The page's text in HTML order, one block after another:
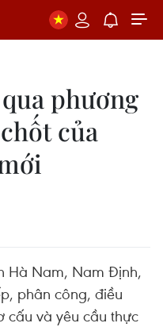
phương
của
Hà Nam, Nam Định,
phân công, điều
cấu và yêu cầu thực